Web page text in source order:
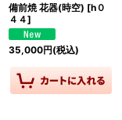
備前焼 花器(時空) [h０
４４]
35,000円(税込)